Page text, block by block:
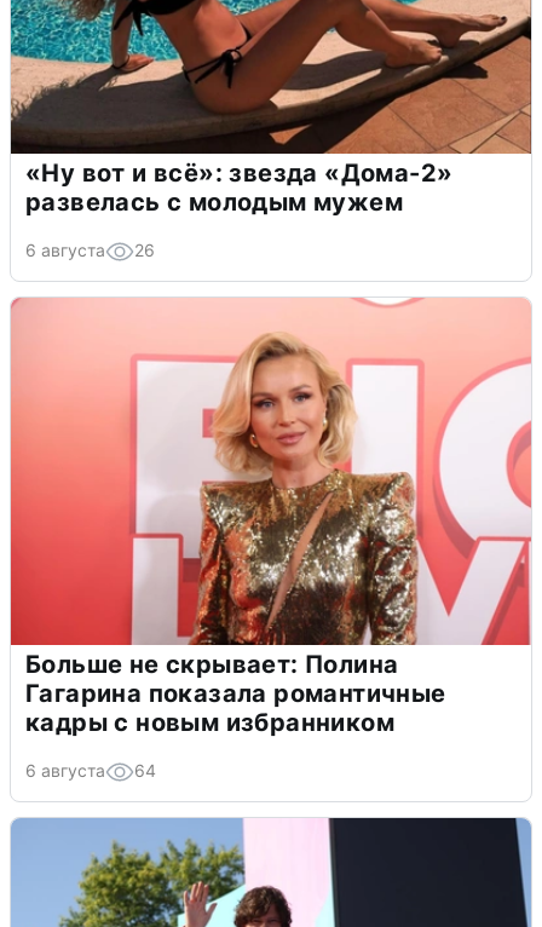
«Ну вот и всё»: звезда «Дома-2»
развелась с молодым мужем
6 августа 26
Больше не скрывает: Полина
Гагарина показала романтичные
кадры с новым избранником
6 августа 64